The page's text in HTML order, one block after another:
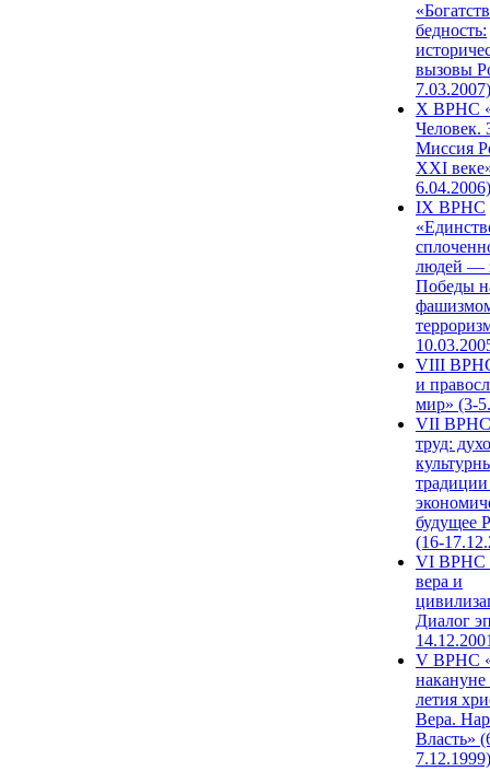
бедность:
вызовы
7.03.2007)
X ВРНС
Человек.
Миссия
XXI
6.04.2006)
IX ВРНС
людей —
Победы
VIII
и
мир» (3-
VII ВРНС
труд:
будущее
(16-
VI ВРНС
вера и
Диалог
V ВРНС
накануне
летия
Вера.
Власть»
7.12.1999)